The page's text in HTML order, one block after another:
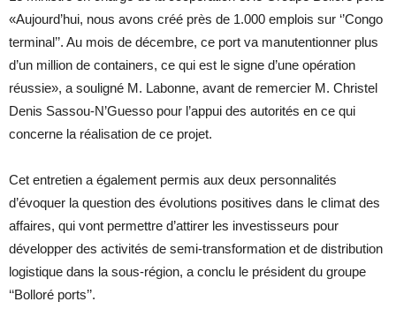
«Aujourd’hui, nous avons créé près de 1.000 emplois sur ‘’Congo
terminal’’. Au mois de décembre, ce port va manutentionner plus
d’un million de containers, ce qui est le signe d’une opération
réussie», a souligné M. Labonne, avant de remercier M. Christel
Denis Sassou-N’Guesso pour l’appui des autorités en ce qui
concerne la réalisation de ce projet.
Cet entretien a également permis aux deux personnalités
d’évoquer la question des évolutions positives dans le climat des
affaires, qui vont permettre d’attirer les investisseurs pour
développer des activités de semi-transformation et de distribution
logistique dans la sous-région, a conclu le président du groupe
‘‘Bolloré ports’’.